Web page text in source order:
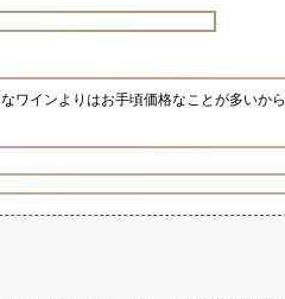
ワインよりはお手頃価格なことが多いか